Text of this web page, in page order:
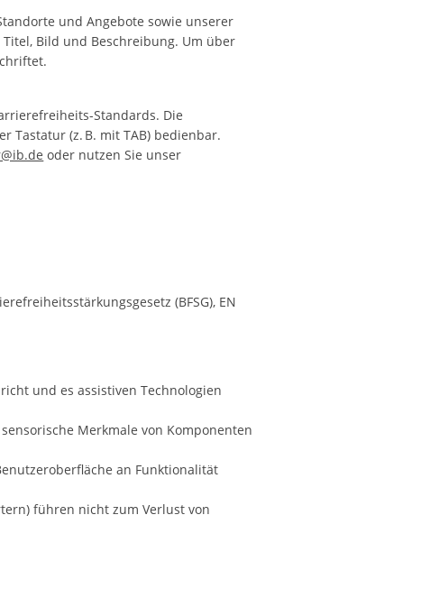
und Angebote sowie unserer
Bild und Beschreibung. Um über
Standards. Die
Tastatur (z. B. mit TAB) bedienbar.
oder nutzen Sie unser
(BFSG), EN
und es assistiven Technologien
Merkmale von Komponenten
an Funktionalität
führen nicht zum Verlust von